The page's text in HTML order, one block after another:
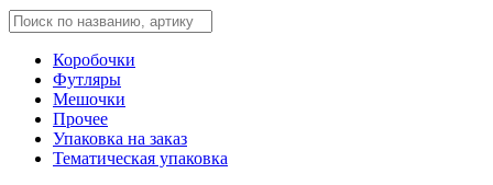
Коробочки
Футляры
Мешочки
Прочее
Упаковка на заказ
Тематическая упаковка